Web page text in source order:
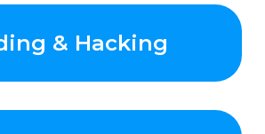
& Hacking